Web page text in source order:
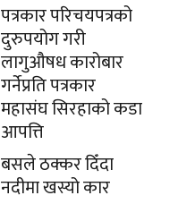
पत्रकार परिचयपत्रको
दुरुपयोग गरी
लागुऔषध कारोबार
गर्नेप्रति पत्रकार
महासंघ सिरहाको कडा
आपत्ति
बसले ठक्कर दिँदा
नदीमा खस्यो कार